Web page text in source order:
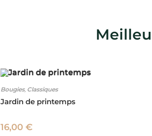
Bougies, Classiques
Jardin de printemps
16,00 €